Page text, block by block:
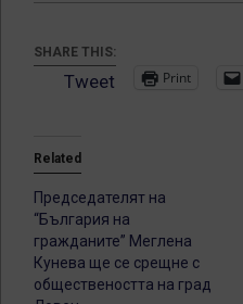
SHARE THIS:
Tweet Print
Related
Председателят на
“България на
гражданите” Меглена
Кунева ще се срещне с
обществеността на град